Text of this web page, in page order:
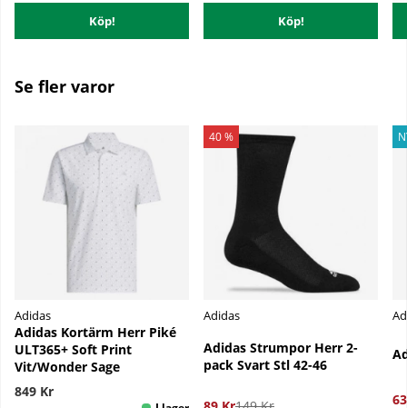
Köp! Köp!
Se fler varor
Adidas
Adidas Kortärm Herr Piké
ULT365+ Soft Print
Vit/Wonder Sage
849 Kr
40 %
Adidas
Adidas Strumpor Herr 2-
pack Svart Stl 42-46